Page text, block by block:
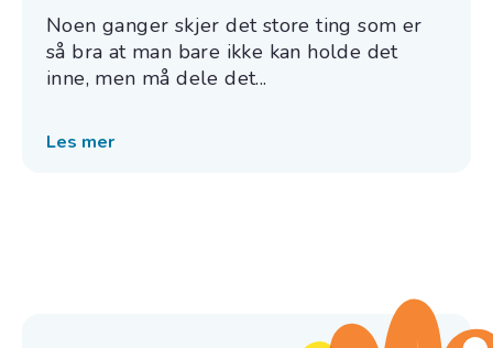
Noen ganger skjer det store ting som er
så bra at man bare ikke kan holde det
inne, men må dele det...
Les mer